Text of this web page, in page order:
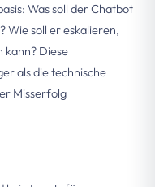
Was soll der Chatbot
Wie soll er eskalieren,
Diese
als die technische
Misserfolg